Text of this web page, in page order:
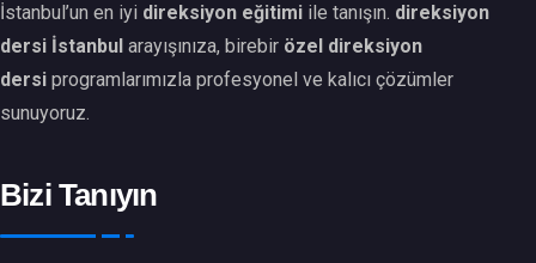
İstanbul’un en iyi direksiyon eğitimi ile tanışın. direksiyon
dersi İstanbul arayışınıza, birebir özel direksiyon
dersi programlarımızla profesyonel ve kalıcı çözümler
sunuyoruz.
Bizi Tanıyın